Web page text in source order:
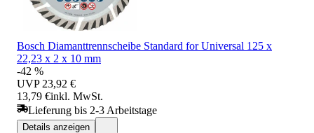
Bosch Diamanttrennscheibe Standard for Universal 125 x
22,23 x 2 x 10 mm
-42 %
UVP 23,92 €
13,79 €inkl. MwSt.
Lieferung bis 2-3 Arbeitstage
Details anzeigen